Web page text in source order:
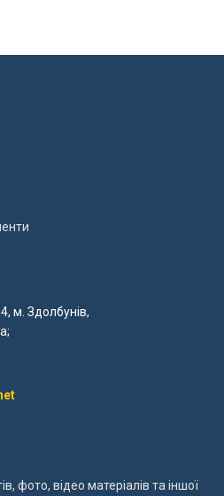
м. Здолбунів,
фото, відео матеріалів та іншої